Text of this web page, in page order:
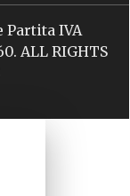
Partita IVA
ALL RIGHTS